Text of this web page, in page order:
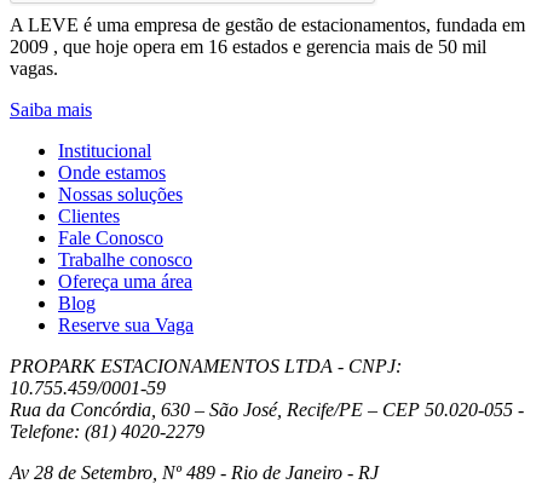
A LEVE é uma empresa de gestão de estacionamentos, fundada em
2009 , que hoje opera em 16 estados e gerencia mais de 50 mil
vagas.
Saiba mais
Institucional
Onde estamos
Nossas soluções
Clientes
Fale Conosco
Trabalhe conosco
Ofereça uma área
Blog
Reserve sua Vaga
PROPARK ESTACIONAMENTOS LTDA - CNPJ:
10.755.459/0001-59
Rua da Concórdia, 630 – São José, Recife/PE – CEP 50.020-055 -
Telefone: (81) 4020-2279
Av 28 de Setembro, Nº 489 - Rio de Janeiro - RJ